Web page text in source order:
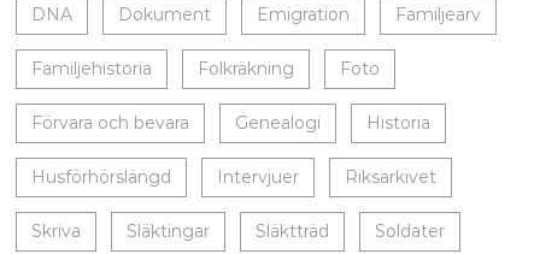
DNA Dokument Emigration Familjearv
Familjehistoria Folkräkning Foto
Förvara och bevara Genealogi Historia
Husförhörslängd Intervjuer Riksarkivet
Skriva Släktingar Släktträd Soldater